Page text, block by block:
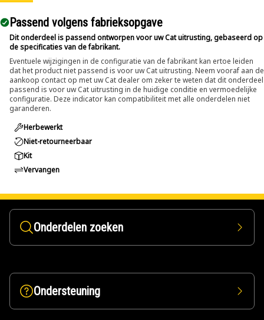
The Pin Driver is used during maintenance and repair
activities where large pins and bolts are fitted within
assemblies and applied directly to the pin or bolt to push it
out using controlled force.
Passend volgens fabrieksopgave
Dit onderdeel is passend ontworpen voor uw Cat uitrusting, gebaseerd op
de specificaties van de fabrikant.
Eventuele wijzigingen in de configuratie van de fabrikant kan ertoe leiden
dat het product niet passend is voor uw Cat uitrusting. Neem vooraf aan de
aankoop contact op met uw Cat dealer om zeker te weten dat dit onderdeel
passend is voor uw Cat uitrusting in de huidige conditie en vermoedelijke
configuratie. Deze indicator kan compatibiliteit met alle onderdelen niet
garanderen.
Herbewerkt
Niet-retourneerbaar
Kit
Vervangen
Onderdelen zoeken
Ondersteuning